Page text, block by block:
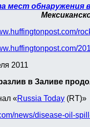
мест обнаружения
2011
в Заливе
«Russia Today (RT)»
news/disease-oil-